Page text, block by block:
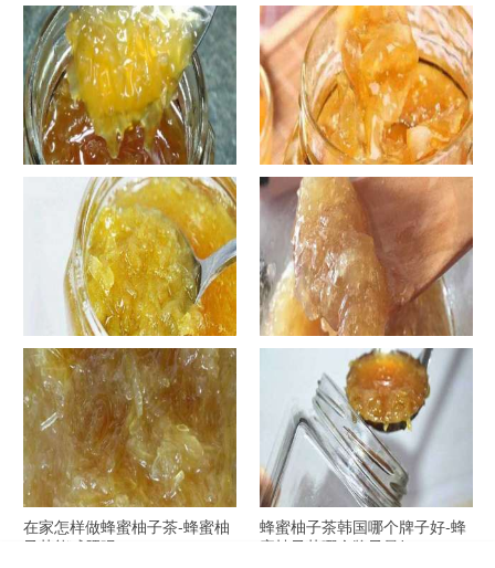
自制蜂蜜柚子茶-蜂蜜柚子茶有
哪些正确的做法？
自制蜂蜜柚子茶-蜂蜜柚子茶如
何正确饮用？
罐装蜂蜜柚子茶胖吗-蜂蜜柚子
茶喝了会发胖吗？
在家怎样做蜂蜜柚子茶-喝蜂蜜
柚子茶有哪些禁忌？
自制蜂蜜柚子茶-蜂蜜柚子茶最
容易做什么？
在家怎样做蜂蜜柚子茶-蜂蜜柚
子茶可以解酒吗？
在家怎样做蜂蜜柚子茶-蜂蜜柚
子茶能减肥吗？
蜂蜜柚子茶韩国哪个牌子好-蜂
蜜柚子茶哪个牌子最好？